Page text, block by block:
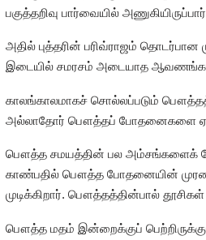
பகுத்தறிவு பார்வையில்
அதில் புத்தரின் பரிவ்ராஜம்
இடையில் சமரசம் அடையாத
காலங்காலமாகச் சொல்லப்படும்
அல்லாதோர் பௌத்தப் போதனைகளை
பௌத்த சமயத்தின் பல அம்சங்களைக்
காண்பதில் பௌத்த போதனையின்
முடிக்கிறார். பௌத்தத்தின்பால்
பௌத்த மதம் இன்றைக்குப்